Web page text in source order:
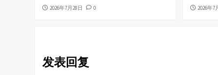
2026年7月28日 0 2026年7
发表回复